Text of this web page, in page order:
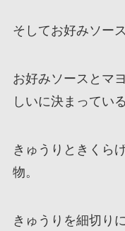
そしてお好みソー
お好みソースとマ
しいに決まっている
きゅうりときくら
物。
きゅうりを細切り